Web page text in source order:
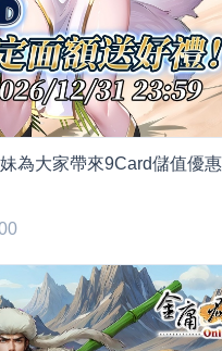
為大家帶來9Card儲值優